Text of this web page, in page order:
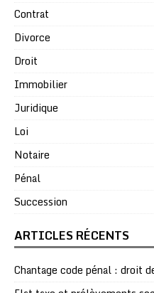
Contrat
Divorce
Droit
Immobilier
Juridique
Loi
Notaire
Pénal
Succession
ARTICLES RÉCENTS
Chantage code pénal : droit